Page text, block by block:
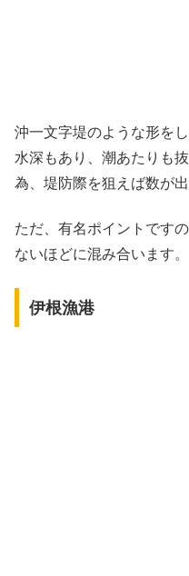
沖一文字堤のような形を
水深もあり、潮あたりも
為、堤防際を狙えば数が出
ただ、有名ポイントです
ないほどに混み合います。
伊根漁港